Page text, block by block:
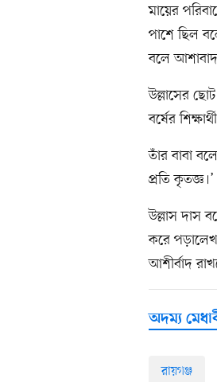
মায়ের
পাশে ছিল
বলে
উল্লাসের
বর্ষের
তাঁর বাবা
প্রতি কৃতজ্ঞ।’
উল্লাস দাস
করে
আশীর্বাদ
অদম্য
রায়গঞ্জ